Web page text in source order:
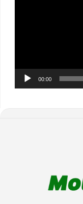
00:00